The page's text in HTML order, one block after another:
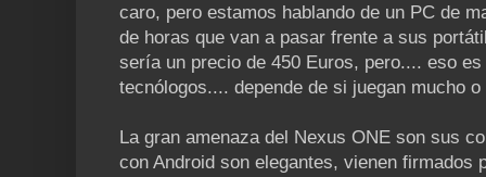
caro, pero estamos hablando de un PC de
de horas que van a pasar frente a sus
sería un precio de 450 Euros, pero.... eso
tecnólogos.... depende de si juegan mucho o
La gran amenaza del Nexus ONE son sus
con Android son elegantes, vienen firmados